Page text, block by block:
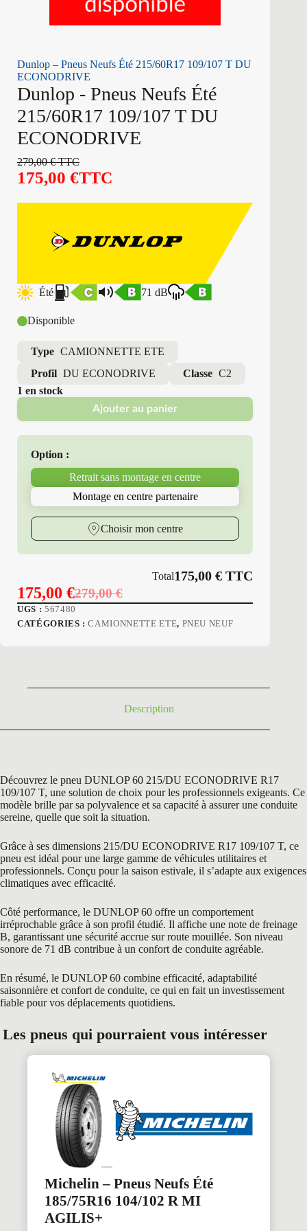
Dunlop – Pneus Neufs Été 215/60R17 109/107 T DU
ECONODRIVE
Dunlop - Pneus Neufs Été
215/60R17 109/107 T DU
ECONODRIVE
279,00€TTC
175,00 €TTC
Été 71 dB
Disponible
Type CAMIONNETTE ETE
Profil DU ECONODRIVE Classe C2
1 en stock
Ajouter au panier
Option :
Retrait sans montage en centre
Montage en centre partenaire
Choisir mon centre
Total175,00€ TTC
279,00€
Le
prix
175,00 €
Le
prix
UGS : 567480
CATÉGORIES :CAMIONNETTE ETE, PNEU NEUF
Description
Découvrez le pneu DUNLOP 60 215/DU ECONODRIVE R17
109/107 T, une solution de choix pour les professionnels exigeants. Ce
modèle brille par sa polyvalence et sa capacité à assurer une conduite
sereine, quelle que soit la situation.
Grâce à ses dimensions 215/DU ECONODRIVE R17 109/107 T, ce
pneu est idéal pour une large gamme de véhicules utilitaires et
professionnels. Conçu pour la saison estivale, il s’adapte aux exigences
climatiques avec efficacité.
Côté performance, le DUNLOP 60 offre un comportement
irréprochable grâce à son profil étudié. Il affiche une note de freinage
B, garantissant une sécurité accrue sur route mouillée. Son niveau
sonore de 71 dB contribue à un confort de conduite agréable.
En résumé, le DUNLOP 60 combine efficacité, adaptabilité
saisonnière et confort de conduite, ce qui en fait un investissement
fiable pour vos déplacements quotidiens.
Les pneus qui pourraient vous intéresser
Michelin – Pneus Neufs Été
185/75R16 104/102 R MI
AGILIS+